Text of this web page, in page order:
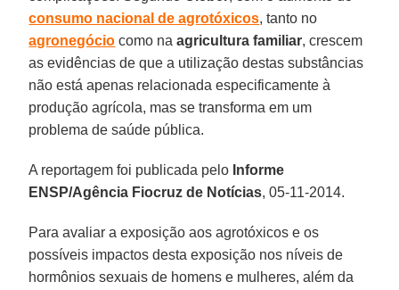
consumo nacional de agrotóxicos, tanto no
agronegócio como naagricultura familiar, crescem
as evidências de que a utilização destas substâncias
não está apenas relacionada especificamente à
produção agrícola, mas se transforma em um
problema de saúde pública.
A reportagem foi publicada pelo Informe
ENSP/Agência Fiocruz de Notícias, 05-11-2014.
Para avaliar a exposição aos agrotóxicos e os
possíveis impactos desta exposição nos níveis de
hormônios sexuais de homens e mulheres, além da